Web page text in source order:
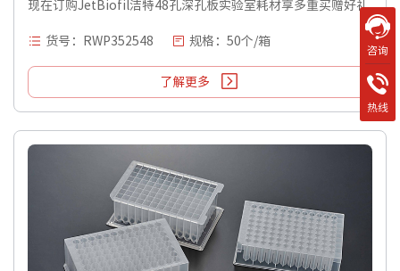
现在订购JetBiofil洁特48孔深孔板实验室耗材享多重买赠好礼.
货号：RWP352548 规格：50个/箱
了解更多
咨询
热线